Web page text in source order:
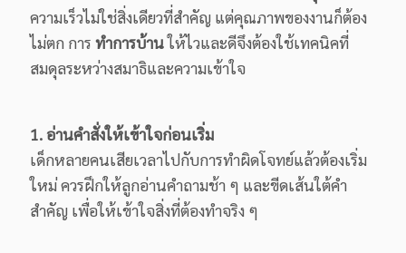
ความเร็วไม่ใช่สิ่งเดียวที่สำคัญ แต่คุณภาพของงานก็ต้อง
ไม่ตก การ ทำการบ้านให้ไวและดีจึงต้องใช้เทคนิคที่
สมดุลระหว่างสมาธิและความเข้าใจ
1. อ่านคำสั่งให้เข้าใจก่อนเริ่ม
เด็กหลายคนเสียเวลาไปกับการทำผิดโจทย์แล้วต้องเริ่ม
ใหม่ ควรฝึกให้ลูกอ่านคำถามช้า ๆ และขีดเส้นใต้คำ
สำคัญ เพื่อให้เข้าใจสิ่งที่ต้องทำจริง ๆ